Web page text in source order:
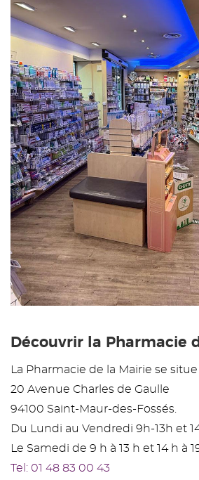
Découvrir la Pharmacie
La Pharmacie de la Mairie se situe
20 Avenue Charles de Gaulle
94100 Saint-Maur-des-Fossés.
Du Lundi au Vendredi 9h-13h et
Le Samedi de 9 h à 13 h et 14 h à
Tel: 01 48 83 00 43